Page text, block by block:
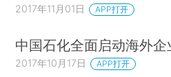
2017年11月01日 APP打开
中国石化全面启动海外
2017年10月17日 APP打开